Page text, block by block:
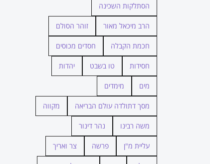
הסתלקות השכינה
הרב מיכאל מאור זוהר הסולם
חכמת הקבלה חסדים מכוסים
חסידות טו בשבט יהדות
מים מימדים
מסך דתולדה עולם הבריאה מקווה
משה רבינו נהר דינור
עליית מ"ן פרשה צר ואריך